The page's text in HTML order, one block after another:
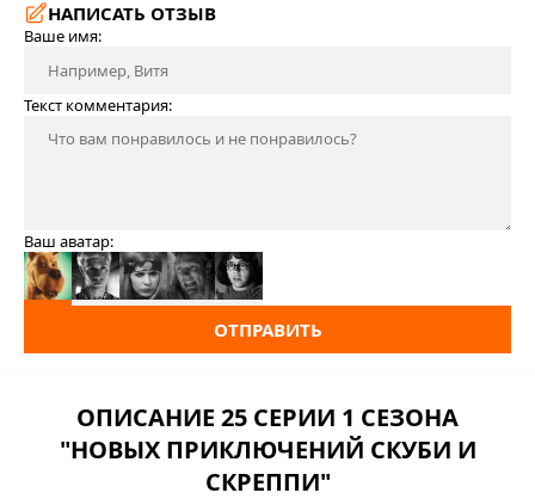
НАПИСАТЬ ОТЗЫВ
Ваше имя:
Текст комментария:
Ваш аватар:
ОТПРАВИТЬ
ОПИСАНИЕ 25 СЕРИИ 1 СЕЗОНА
"НОВЫХ ПРИКЛЮЧЕНИЙ СКУБИ И
СКРЕППИ"